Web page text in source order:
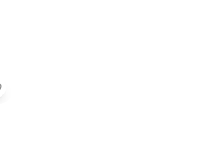
- Tênis Olympikus